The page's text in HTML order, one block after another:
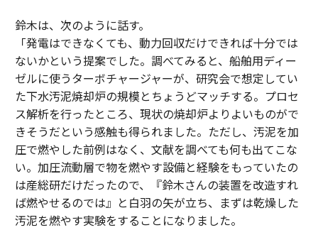
鈴木は、次のように話す。
「発電はできなくても、動力回収だけできれば十分では
ないかという提案でした。調べてみると、船舶用ディー
ゼルに使うターボチャージャーが、研究会で想定してい
た下水汚泥焼却炉の規模とちょうどマッチする。プロセ
ス解析を行ったところ、現状の焼却炉よりよいものがで
きそうだという感触も得られました。ただし、汚泥を加
圧で燃やした前例はなく、文献を調べても何も出てこな
い。加圧流動層で物を燃やす設備と経験をもっていたの
は産総研だけだったので、『鈴木さんの装置を改造すれ
ば燃やせるのでは』と白羽の矢が立ち、まずは乾燥した
汚泥を燃やす実験をすることになりました。